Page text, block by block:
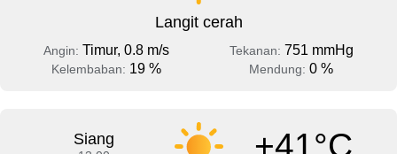
Langit cerah
Angin: Timur, 0.8 m/s Tekanan: 751 mmHg
Kelembaban: 19 % Mendung: 0 %
Siang +41°C